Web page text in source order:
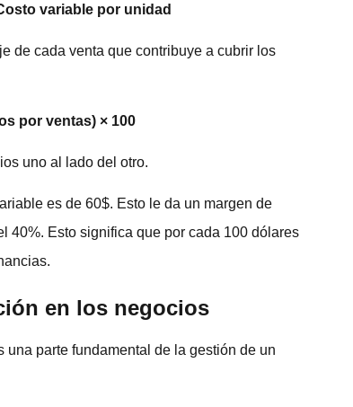
variable por unidad
de cada venta que contribuye a cubrir los
por ventas) × 100
uno al lado del otro.
es de 60$. Esto le da un margen de
40%. Esto significa que por cada 100 dólares
en los negocios
parte fundamental de la gestión de un